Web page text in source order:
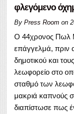
φλεγόμενο
By Press Room on
Ο 44χρονος Πωλ
επάγγελμά, πριν
δημοτικού και
λεωφορείο στο
σταθμό των
μακριά καπνούς
διαπίστωσε πως